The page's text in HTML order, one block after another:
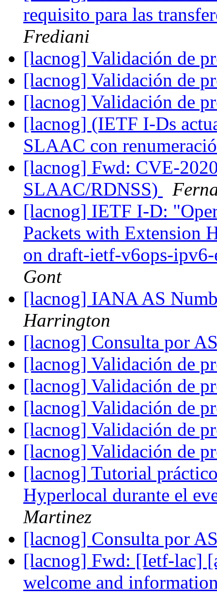
requisito para las
Frediani
[lacnog] Validación de
[lacnog] Validación de
[lacnog] Validación de
[lacnog] (IETF I-Ds
SLAAC con
[lacnog] Fwd: CVE-
SLAAC/RDNSS)
[lacnog] IETF I-D:
Packets with Extension
on draft-ietf-v6ops-
Gont
[lacnog] IANA AS
Harrington
[lacnog] Consulta por
[lacnog] Validación de
[lacnog] Validación de
[lacnog] Validación de
[lacnog] Validación de
[lacnog] Validación de
[lacnog] Tutorial
Hyperlocal durante el
Martinez
[lacnog] Consulta por
[lacnog] Fwd: [Ietf-lac]
welcome and